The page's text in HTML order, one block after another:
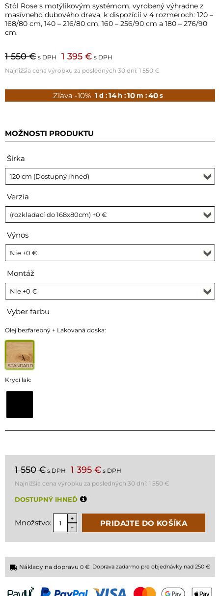
Stôl Rose s motýlikovým systémom, vyrobený výhradne z
masívneho dubového dreva, k dispozícii v 4 rozmeroch: 120 –
168/80 cm, 140 – 216/80 cm, 160 – 256/90 cm a 180 – 276/90
cm.
1 550 € s DPH 1 395 € s DPH
Najnižšia cena výrobku za posledných 30 dní: 1 550 €
Zľava -10% 1 d :14 h :10 m :38 s
MOŽNOSTI PRODUKTU
Šírka
Verzia
Výnos
Montáž
Vyber farbu
Olej bezfarebný + Lakovaná doska:
STANDARD
Krycí lak:
1 550 € s DPH 1 395 € s DPH
Najnižšia cena výrobku za posledných 30 dní: 1 550 €
DOSTUPNÝ IHNEĎ
Množstvo: PRIDAJTE DO KOŠÍKA
Náklady na dopravu 0 € Doprava zadarmo pre objednávky nad 250 €